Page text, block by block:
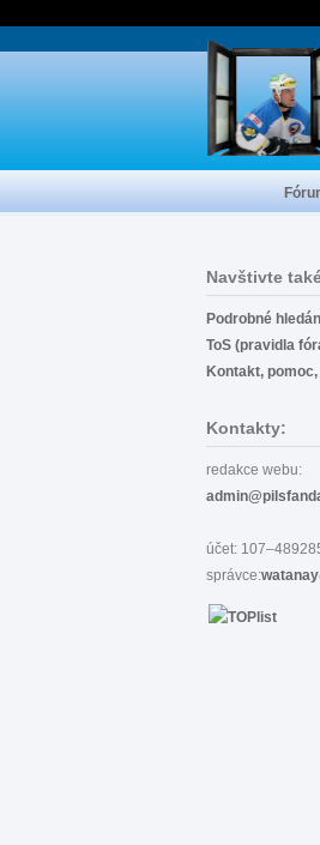
Navštivte
Podrobné
ToS (pravidla
Kontakt,
Kontakty:
redakce webu:
účet:
správce: